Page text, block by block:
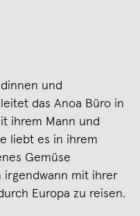
und
das Anoa Büro in
ihrem Mann und
liebt es in ihrem
Gemüse
irgendwann mit ihrer
Europa zu reisen.